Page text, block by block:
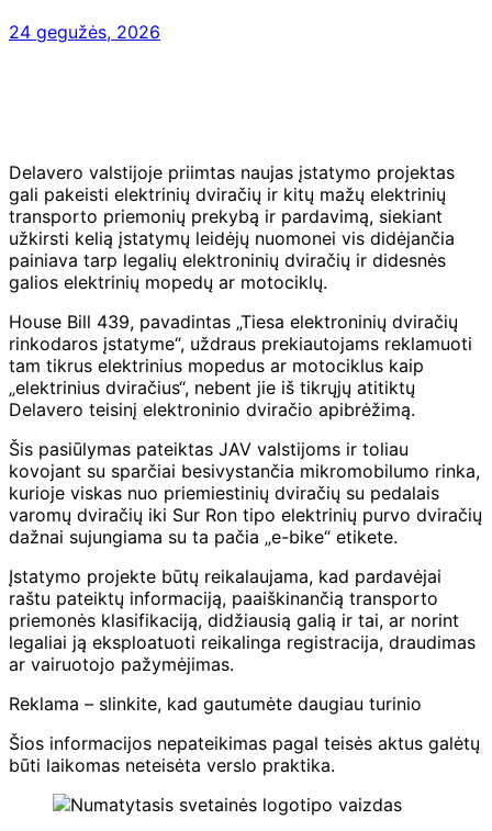
24 gegužės, 2026
Delavero valstijoje priimtas naujas įstatymo projektas
gali pakeisti elektrinių dviračių ir kitų mažų elektrinių
transporto priemonių prekybą ir pardavimą, siekiant
užkirsti kelią įstatymų leidėjų nuomonei vis didėjančia
painiava tarp legalių elektroninių dviračių ir didesnės
galios elektrinių mopedų ar motociklų.
House Bill 439, pavadintas „Tiesa elektroninių dviračių
rinkodaros įstatyme“, uždraus prekiautojams reklamuoti
tam tikrus elektrinius mopedus ar motociklus kaip
„elektrinius dviračius“, nebent jie iš tikrųjų atitiktų
Delavero teisinį elektroninio dviračio apibrėžimą.
Šis pasiūlymas pateiktas JAV valstijoms ir toliau
kovojant su sparčiai besivystančia mikromobilumo rinka,
kurioje viskas nuo priemiestinių dviračių su pedalais
varomų dviračių iki Sur Ron tipo elektrinių purvo dviračių
dažnai sujungiama su ta pačia „e-bike“ etikete.
Įstatymo projekte būtų reikalaujama, kad pardavėjai
raštu pateiktų informaciją, paaiškinančią transporto
priemonės klasifikaciją, didžiausią galią ir tai, ar norint
legaliai ją eksploatuoti reikalinga registracija, draudimas
ar vairuotojo pažymėjimas.
Reklama – slinkite, kad gautumėte daugiau turinio
Šios informacijos nepateikimas pagal teisės aktus galėtų
būti laikomas neteisėta verslo praktika.